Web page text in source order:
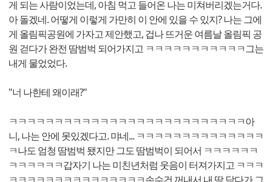
게 되는 사람이었는데, 아침 먹고 들어온 나는 미쳐버리겠는거다.
아 돌겠네. 어떻게 이렇게 가만히 이 안에 있을 수 있지? 나는 그에
게 올림픽공원에 가자고 제안했고, 겁나 뜨거운 여름날 올림픽 공
원 걷다가 완전 땀범벅 되어가지고 ㅋㅋㅋㅋㅋㅋㅋㅋㅋㅋㅋ그는
내게 물었었다.
"너 나한테 왜이래?"
ㅋㅋㅋㅋㅋㅋㅋㅋㅋㅋㅋㅋㅋㅋㅋㅋㅋㅋㅋㅋㅋㅋㅋㅋㅋㅋ아
니, 나는 안에 못있겠다고. 먀네... ㅋㅋㅋㅋㅋㅋㅋㅋㅋㅋㅋㅋㅋㅋ
ㅋ나도 엄청 땀범벅 됐지만 그도 땀범벅이 되어서 ㅋㅋㅋㅋㅋㅋ
ㅋㅋㅋㅋㅋㅋ갑자기 나는 미친년처럼 웃음이 터져가지고 ㅋㅋㅋ